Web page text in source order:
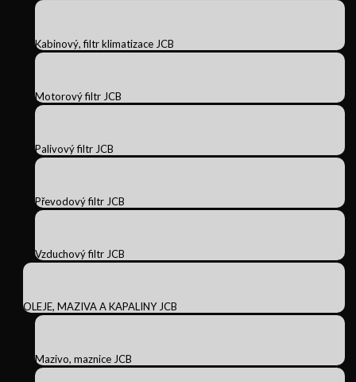
Kabinový, filtr klimatizace JCB
Motorový filtr JCB
Palivový filtr JCB
Převodový filtr JCB
Vzduchový filtr JCB
OLEJE, MAZIVA A KAPALINY JCB
Mazivo, maznice JCB